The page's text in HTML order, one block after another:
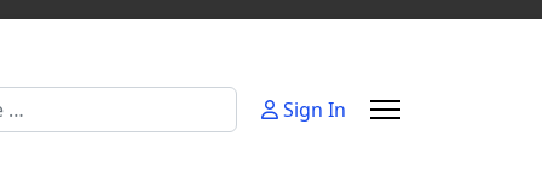
Sign In